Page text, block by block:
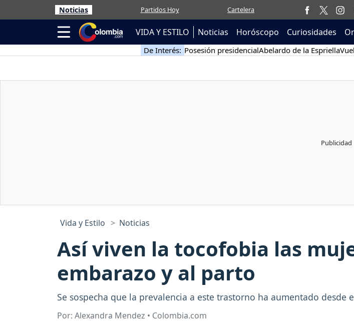
Noticias Partidos Hoy Cartelera
VIDA Y ESTILO Noticias Horóscopo Curiosidades
De Interés: Posesión presidencialAbelardo de la Espriella
Vida y Estilo Noticias
Así viven la tocofobia las
embarazo y al parto
Se sospecha que la prevalencia a este trastorno ha aumentado desde
Por: Alexandra Mendez • Colombia.com